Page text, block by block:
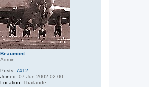
Beaumont
Admin
Posts: 7412
Joined: 07 Jun 2002 02:00
Location: Thailande